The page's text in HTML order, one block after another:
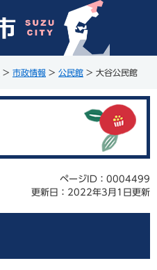
> 市政情報 > 公民館 > 大谷公民館
ページID：0004499
更新日：2022年3月1日更新